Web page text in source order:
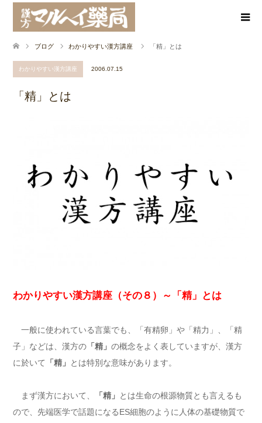
ブログ わかりやすい漢方講座 「精」とは
わかりやすい漢方講座 2006.07.15
「精」とは
わかりやすい漢方講座（その８）～「精」とは
一般に使われている言葉でも、「有精卵」や「精力」、「精
子」などは、漢方の 「精」 の概念をよく表していますが、漢方
に於いて
「精」 とは特別な意味があります。
まず漢方において、 「精」 とは生命の根源物質とも言えるも
ので、先端医学で話題になるES細胞のように人体の基礎物質で